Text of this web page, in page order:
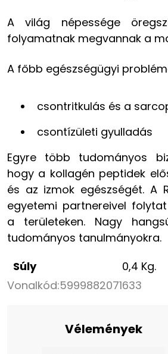
A világ népessége
folyamatnak megvannak a
A főbb egészségügyi
csontritkulás és a
csontízületi gyulladás
Egyre több tudományos
hogy a kollagén peptidek
és az izmok egészségét. A
egyetemi partnereivel
a területeken. Nagy
tudományos tanulmányokra.
Súly
0,4 Kg.
Vonalkód:5999882071633
Vélemények